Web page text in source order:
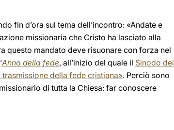
fin d’ora sul tema dell’incontro: «Andate e
missionaria che Cristo ha lasciato alla
questo mandato deve risuonare con forza nel
Anno della fede, all’inizio del quale il Sinodo dei
della fede cristiana». Perciò sono
di tutta la Chiesa: far conoscere